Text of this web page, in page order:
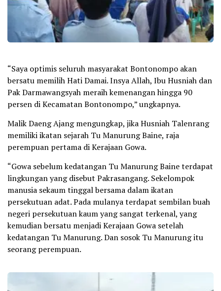
“Saya optimis seluruh masyarakat Bontonompo akan
bersatu memilih Hati Damai. Insya Allah, Ibu Husniah dan
Pak Darmawangsyah meraih kemenangan hingga 90
persen di Kecamatan Bontonompo,” ungkapnya.
Malik Daeng Ajang mengungkap, jika Husniah Talenrang
memiliki ikatan sejarah Tu Manurung Baine, raja
perempuan pertama di Kerajaan Gowa.
“Gowa sebelum kedatangan Tu Manurung Baine terdapat
lingkungan yang disebut Pakrasangang. Sekelompok
manusia sekaum tinggal bersama dalam ikatan
persekutuan adat. Pada mulanya terdapat sembilan buah
negeri persekutuan kaum yang sangat terkenal, yang
kemudian bersatu menjadi Kerajaan Gowa setelah
kedatangan Tu Manurung. Dan sosok Tu Manurung itu
seorang perempuan.